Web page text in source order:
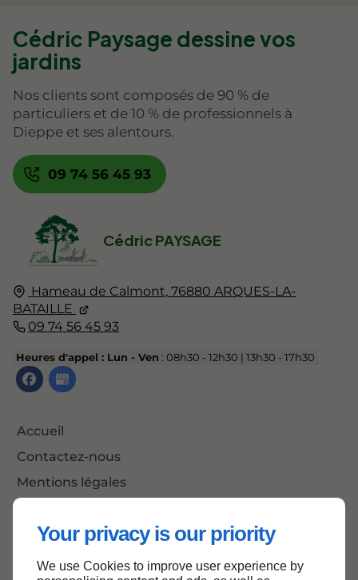
Your privacy is our priority
We use Cookies to improve user experience by
Cédric PAYSAGE
Hameau de Calmont, 76880 ARQUES-LA-
BATAILLE
09 74 56 45 93
Heures d'appel : Lun - Ven : 08h30 - 12h30 | 13h30 - 17h30
Accueil
Contactez-nous
Mentions légales
Cédric Paysage dessine vos
jardins
Nos clients sont composés de 90 % de
particuliers et de 10 % de professionnels à
Dieppe et ses alentours.
09 74 56 45 93